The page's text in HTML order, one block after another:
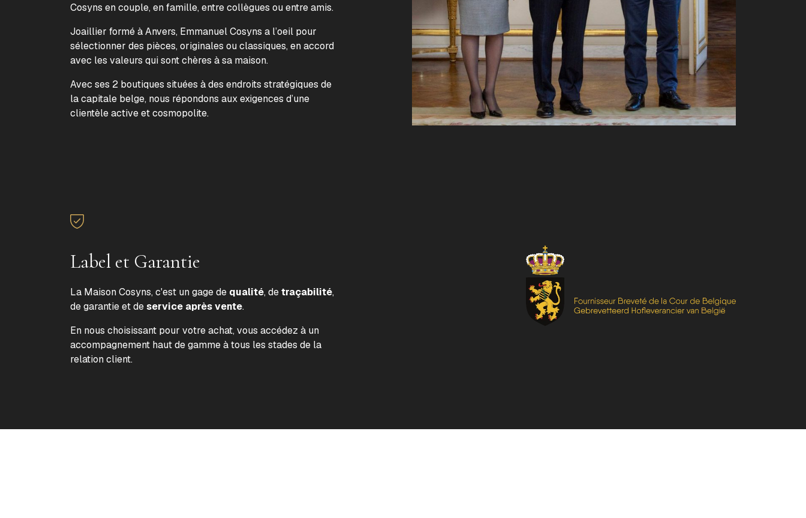
Cosyns en couple, en famille, entre collègues ou entre amis.
Joaillier formé à Anvers, Emmanuel Cosyns a l’oeil pour
sélectionner des pièces, originales ou classiques, en accord
avec les valeurs qui sont chères à sa maison.
Avec ses 2 boutiques situées à des endroits stratégiques de
la capitale belge, nous répondons aux exigences d’une
clientèle active et cosmopolite.
Label et Garantie
La Maison Cosyns, c'est un gage de qualité, detraçabilité,
de garantie et deservice après vente.
En nous choisissant pour votre achat, vous accédez à un
accompagnement haut de gamme à tous les stades de la
relation client.